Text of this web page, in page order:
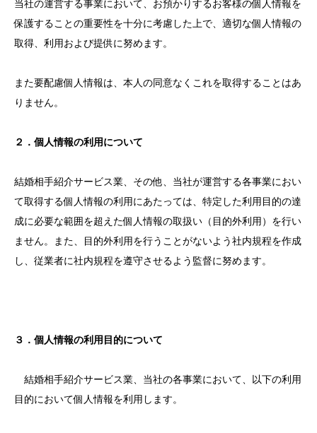
当社の運営する事業において、お預かりするお客様の個人情報を
保護することの重要性を十分に考慮した上で、適切な個人情報の
取得、利用および提供に努めます。
また要配慮個人情報は、本人の同意なくこれを取得することはあ
りません。
２．個人情報の利用について
結婚相手紹介サービス業、その他、当社が運営する各事業におい
て取得する個人情報の利用にあたっては、特定した利用目的の達
成に必要な範囲を超えた個人情報の取扱い（目的外利用）を行い
ません。また、目的外利用を行うことがないよう社内規程を作成
し、従業者に社内規程を遵守させるよう監督に努めます。
３．個人情報の利用目的について
結婚相手紹介サービス業、当社の各事業において、以下の利用
目的において個人情報を利用します。